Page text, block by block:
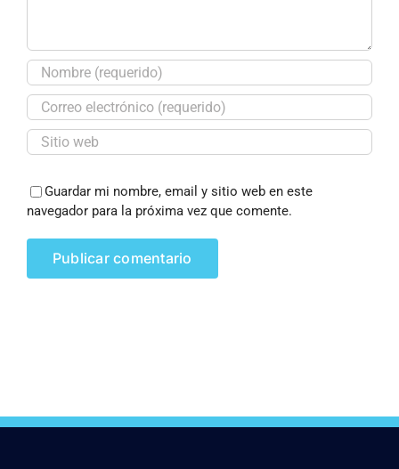
Guardar mi nombre, email y sitio web en este
navegador para la próxima vez que comente.